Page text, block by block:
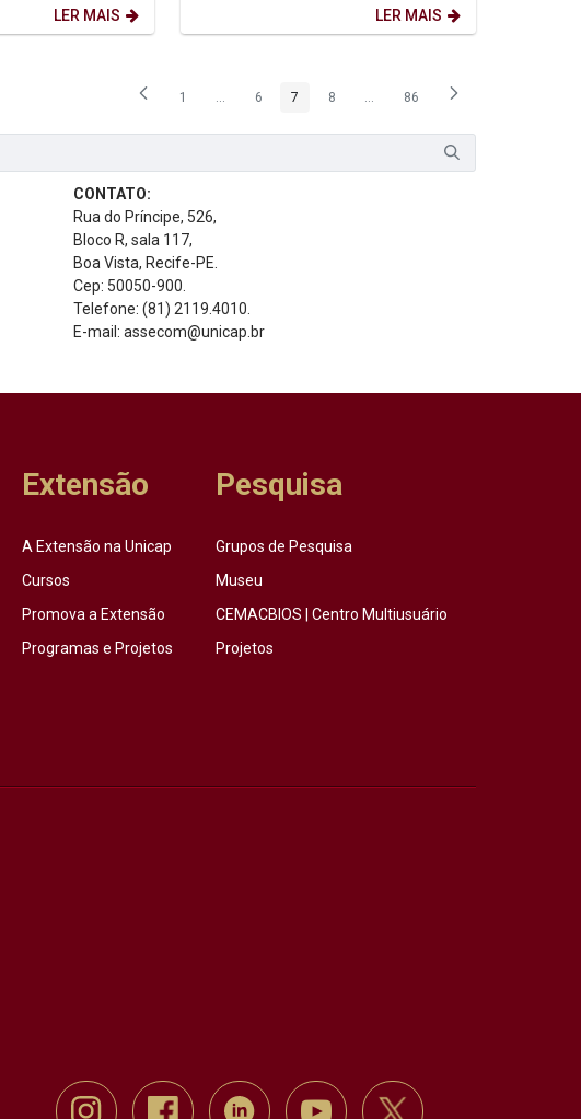
Centro deLER MAIS LER MAIS
Página
1 ...Páginas intermediárias Usar ABA para navegar.
Página
6 Página
7 Página
8 ...Páginas intermediárias Usar ABA
Página
86
CONTATO:
Rua do Príncipe, 526,
Bloco R, sala 117,
Boa Vista, Recife-PE.
Cep: 50050-900.
Telefone: (81) 2119.4010.
E-mail: assecom@unicap.br
Extensão
A Extensão na Unicap
Cursos
Promova a Extensão
Programas e Projetos
Pesquisa
Grupos de Pesquisa
Museu
CEMACBIOS | Centro Multiusuário
Projetos